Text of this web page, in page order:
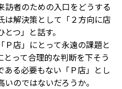
訪者のための入口をどうする
は解決策として「２方向に店
つ」と話す。
店」にとって永遠の課題と
って合理的な判断を下そう
ある必要もない「Ｐ店」とし
のではないだろうか。